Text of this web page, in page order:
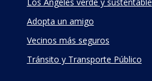
Adopta un amigo
Vecinos más seguros
Tránsito y Transporte Público